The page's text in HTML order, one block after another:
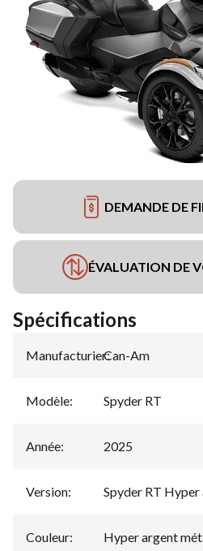
DEMANDE DE
ÉVALUATION DE
Spécifications
Manufacturier:
Can-Am
Modèle: Spyder RT
Année: 2025
Version: Spyder RT
Couleur: Hyper argent